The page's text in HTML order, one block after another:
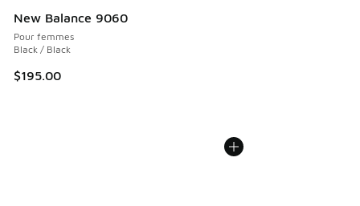
New Balance 9060
Pour femmes
Black / Black
$195.00